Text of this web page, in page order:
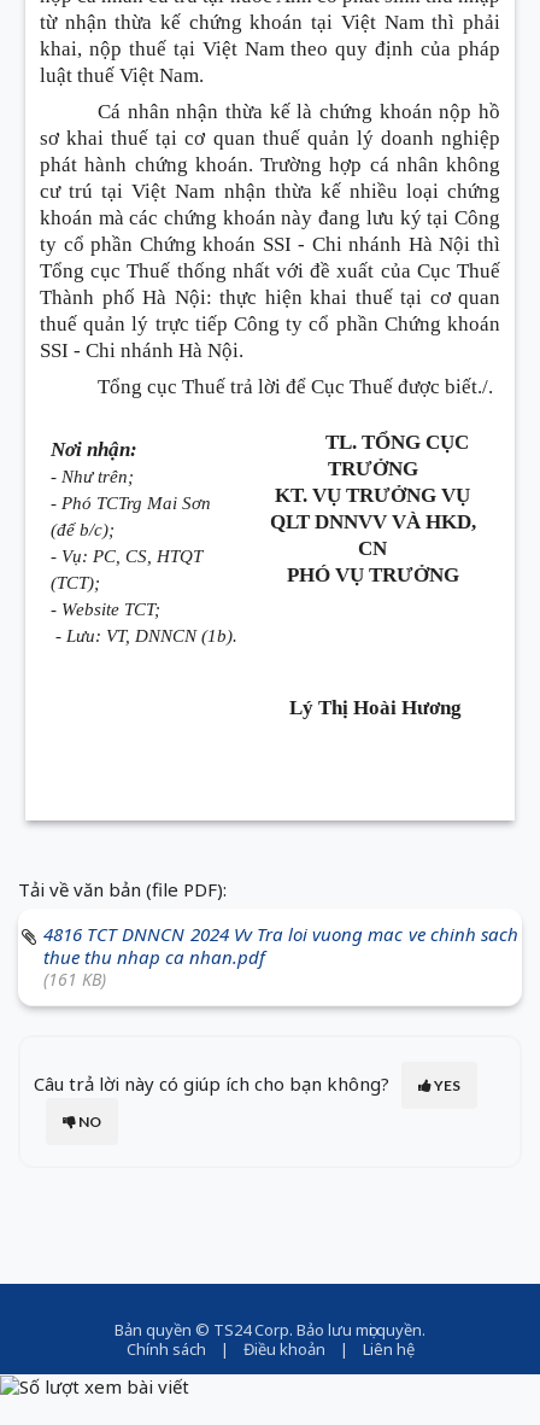
từ nhận thừa kế chứng khoán tại Việt Nam thì phải
khai, nộp thuế tại Việt Nam theo quy định của pháp
luật thuế Việt Nam.
Cá nhân nhận thừa kế là chứng khoán nộp hồ
sơ khai thuế tại cơ quan thuế quản lý doanh nghiệp
phát hành chứng khoán. Trường hợp cá nhân không
cư trú tại Việt Nam nhận thừa kế nhiều loại chứng
khoán mà các chứng khoán này đang lưu ký tại Công
ty cổ phần Chứng khoán SSI - Chi nhánh Hà Nội thì
Tổng cục Thuế thống nhất với đề xuất của Cục Thuế
Thành phố Hà Nội: thực hiện khai thuế tại cơ quan
thuế quản lý trực tiếp Công ty cổ phần Chứng khoán
SSI - Chi nhánh Hà Nội.
Tổng cục Thuế trả lời để Cục Thuế được biết./.
Nơi nhận:
- Như trên;
- Phó TCTrg Mai Sơn
(để b/c);
- Vụ: PC, CS, HTQT
(TCT);
- Website TCT;
- Lưu: VT, DNNCN (1b).
TL. TỔNG CỤC
TRƯỞNG
KT. VỤ TRƯỞNG VỤ
QLT DNNVV VÀ HKD,
CN
PHÓ VỤ TRƯỞNG
Lý Thị Hoài Hương
Tải về văn bản (file PDF):
4816 TCT DNNCN 2024 Vv Tra loi vuong mac ve chinh sach
thue thu nhap ca nhan.pdf
(161 KB)
Câu trả lời này có giúp ích cho bạn không?
YES
NO
Bản quyền © TS24 Corp. Bảo lưu mọi quyền.
Chính sách | Điều khoản | Liên hệ